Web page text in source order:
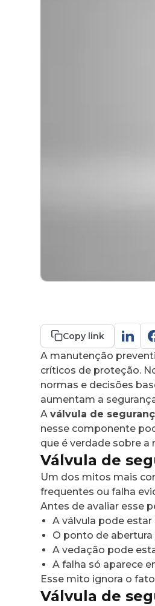
Copy link
A manutenção
críticos de proteção.
normas e decisões
aumentam a
Aválvula de
nesse componente
que é verdade sobre
Válvula de
Um dos mitos mais
frequentes ou falha
Antes de avaliar esse
A válvula pode
O ponto de
A vedação pode
A falha só aparece
Esse mito ignora o
Válvula de